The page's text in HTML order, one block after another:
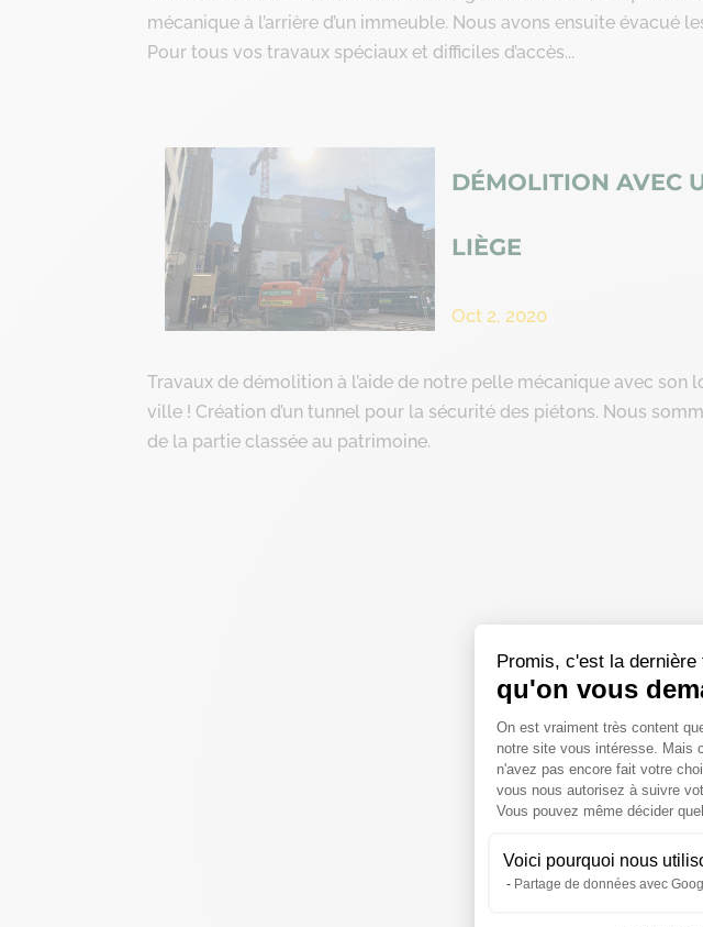
Promis, c'est la dernière
qu'on vous
Plateforme de
On est vraiment très content
notre site vous intéresse. Mais
n'avez pas encore fait votre
vous nous autorisez à suivre
Vous pouvez même décider
Voici pourquoi nous
Partage de données avec
mécanique à l’arrière d’un immeuble. Nous avons ensuite évacué
Pour tous vos travaux spéciaux et difficiles d’accès...
DÉMOLITION AVEC
LIÈGE
Oct 2, 2020
Travaux de démolition à l’aide de notre pelle mécanique avec son
ville ! Création d’un tunnel pour la sécurité des piétons. Nous
de la partie classée au patrimoine.